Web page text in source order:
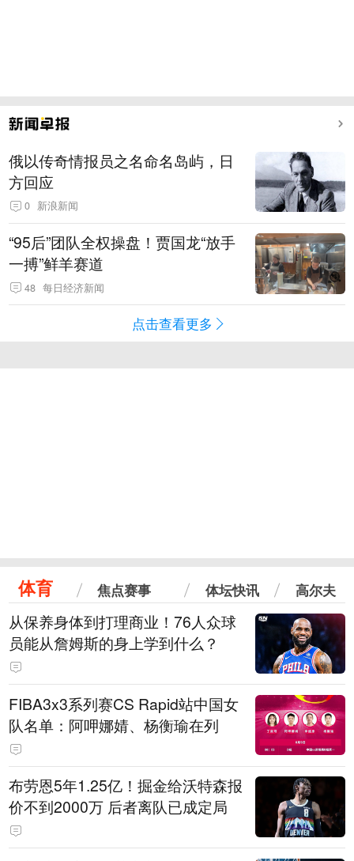
俄以传奇情报员之名命名岛屿，日
方回应
0 新浪新闻
“95后”团队全权操盘！贾国龙“放手
一搏”鲜羊赛道
48 每日经济新闻
点击查看更多
体育 焦点赛事 体坛快讯 高尔夫
从保养身体到打理商业！76人众球
员能从詹姆斯的身上学到什么？
FIBA3x3系列赛CS Rapid站中国女
队名单：阿呷娜婧、杨衡瑜在列
布劳恩5年1.25亿！掘金给沃特森报
价不到2000万 后者离队已成定局